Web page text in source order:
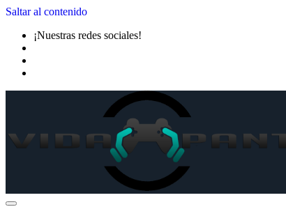
Saltar al contenido
¡Nuestras redes sociales!